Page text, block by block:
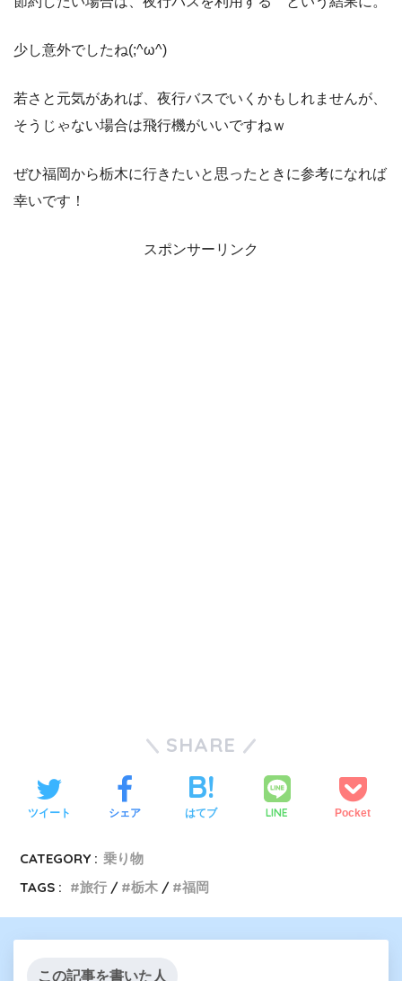
少し意外でしたね(;^ω^)
若さと元気があれば、夜行バスでいくかもしれませんが、
そうじゃない場合は飛行機がいいですねｗ
ぜひ福岡から栃木に行きたいと思ったときに参考になれば
幸いです！
スポンサーリンク
SHARE
ツイート シェア はてブ LINE Pocket
CATEGORY : 乗り物
TAGS :
旅行 栃木 福岡
この記事を書いた人